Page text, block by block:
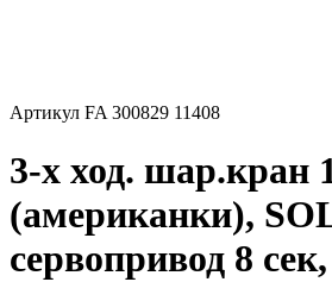
Артикул FA 300829 11408
3-х ход. шар.кран
(американки),
сервопривод 8